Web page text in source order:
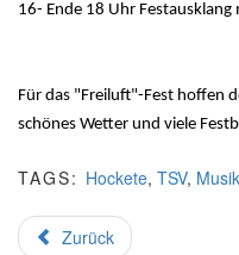
16- Ende 18 Uhr
Für das "Freiluft"-Fest hoffen
schönes Wetter und viele
TAGS: Hockete, TSV,
Zurück